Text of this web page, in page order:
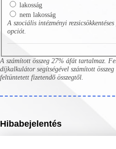
lakosság
nem lakosság
A szociális intézményi
opciót.
A számított összeg 27% áfát tartalmaz.
díjkalkulátor segítségével számított
feltüntetett fizetendő összegtől.
Hibabejelentés